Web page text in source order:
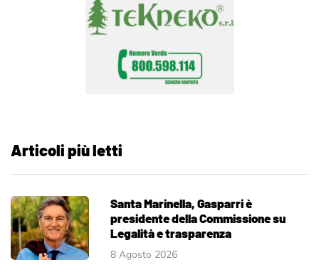
Articoli più letti
Santa Marinella, Gasparri è
presidente della Commissione su
Legalità e trasparenza
8 Agosto 2026